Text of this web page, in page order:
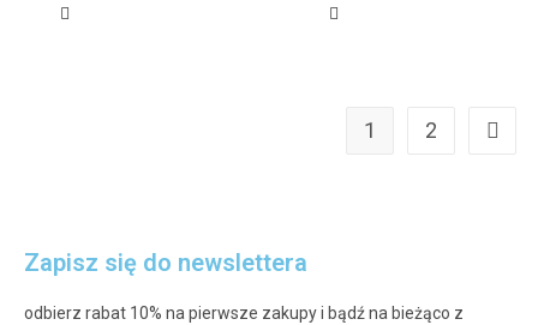
1 2
Zapisz się do newslettera
odbierz rabat 10% na pierwsze zakupy i bądź na bieżąco z